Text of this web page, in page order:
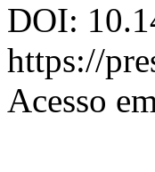
DOI:
https://
Acesso